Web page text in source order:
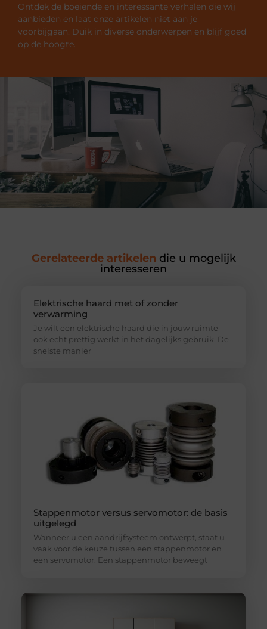
Ontdek de boeiende en interessante verhalen die wij
aanbieden en laat onze artikelen niet aan je
voorbijgaan. Duik in diverse onderwerpen en blijf goed
op de hoogte.
Gerelateerde artikelen die u mogelijk
interesseren
Elektrische haard met of zonder
verwarming
Je wilt een elektrische haard die in jouw ruimte
ook echt prettig werkt in het dagelijks gebruik. De
snelste manier
Stappenmotor versus servomotor: de basis
uitgelegd
Wanneer u een aandrijfsysteem ontwerpt, staat u
vaak voor de keuze tussen een stappenmotor en
een servomotor. Een stappenmotor beweegt